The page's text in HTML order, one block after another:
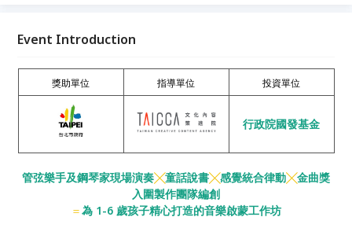
在星光下綻放光芒。 今秋，帶著孩子一起認識哈查圖
趣與蓋希文的瀟灑不羈，走進繽紛多變的音樂世界。
Event Introduction
獎助單位 指導單位 投資單位
行政院國發基金
管弦樂手及鋼琴家現場演奏╳童話說書╳感覺統合律動╳金曲獎
入圍製作團隊編創
＝為 1-6 歲孩子精心打造的音樂啟蒙工作坊